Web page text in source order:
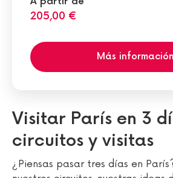
205,00 €
Más información
Visitar París en 3
circuitos y visitas
¿Piensas pasar tres días en